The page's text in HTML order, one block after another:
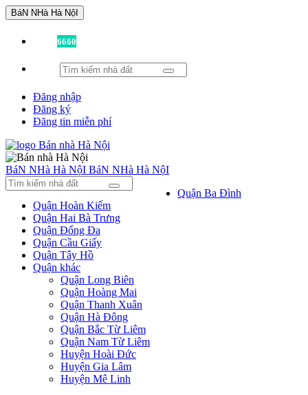
BáN NHà Hà NộI
6660
Đăng nhập
Đăng ký
Đăng tin miễn phí
BáN NHà Hà NộI BáN NHà Hà NộI
Quận Ba Đình
Quận Hoàn Kiếm
Quận Hai Bà Trưng
Quận Đống Đa
Quận Cầu Giấy
Quận Tây Hồ
Quận khác
Quận Long Biên
Quận Hoàng Mai
Quận Thanh Xuân
Quận Hà Đông
Quận Bắc Từ Liêm
Quận Nam Từ Liêm
Huyện Hoài Đức
Huyện Gia Lâm
Huyện Mê Linh